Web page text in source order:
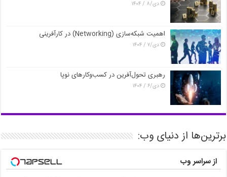
دی/۸ / ۱۴۰۴
اهمیت شبکه‌سازی (Networking) در کارآفرینی
دی/۷ / ۱۴۰۴
رهبری تحول‌آفرین در کسب‌وکارهای نوپا
دی/۶ / ۱۴۰۴
برترین‌ها از دنیای وب:
از سراسر وب